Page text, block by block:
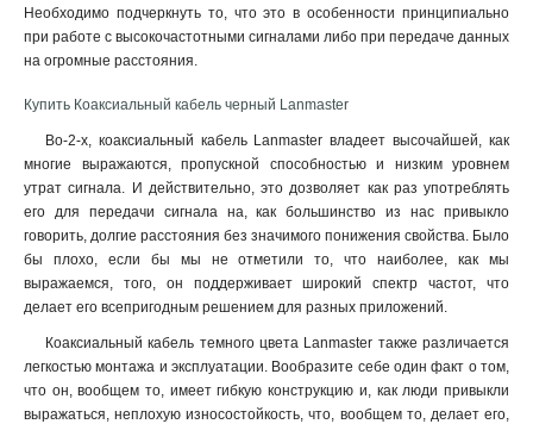
Необходимо подчеркнуть то, что это в особенности принципиально
при работе с высокочастотными сигналами либо при передаче данных
на огромные расстояния.
Купить Коаксиальный кабель черный Lanmaster
Во-2-х, коаксиальный кабель Lanmaster владеет высочайшей, как
многие выражаются, пропускной способностью и низким уровнем
утрат сигнала. И действительно, это дозволяет как раз употреблять
его для передачи сигнала на, как большинство из нас привыкло
говорить, долгие расстояния без значимого понижения свойства. Было
бы плохо, если бы мы не отметили то, что наиболее, как мы
выражаемся, того, он поддерживает широкий спектр частот, что
делает его всепригодным решением для разных приложений.
Коаксиальный кабель темного цвета Lanmaster также различается
легкостью монтажа и эксплуатации. Вообразите себе один факт о том,
что он, вообщем то, имеет гибкую конструкцию и, как люди привыкли
выражаться, неплохую износостойкость, что, вообщем то, делает его,